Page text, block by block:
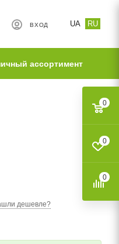
UA RU
ВХОД
ассортимент
дешевле?
0
0
0